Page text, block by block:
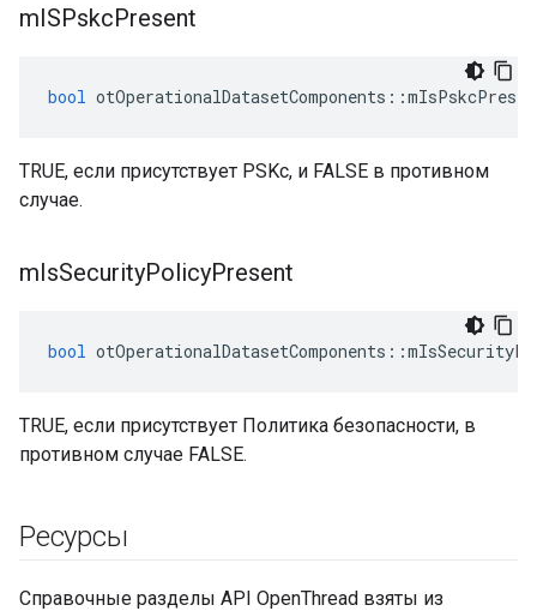
mISPskcPresent
bool otOperationalDatasetComponents ::
TRUE, если присутствует PSKc, и FALSE в противном
случае.
mIsSecurityPolicyPresent
bool otOperationalDatasetComponents ::
TRUE, если присутствует Политика безопасности, в
противном случае FALSE.
Ресурсы
Справочные разделы API OpenThread взяты из